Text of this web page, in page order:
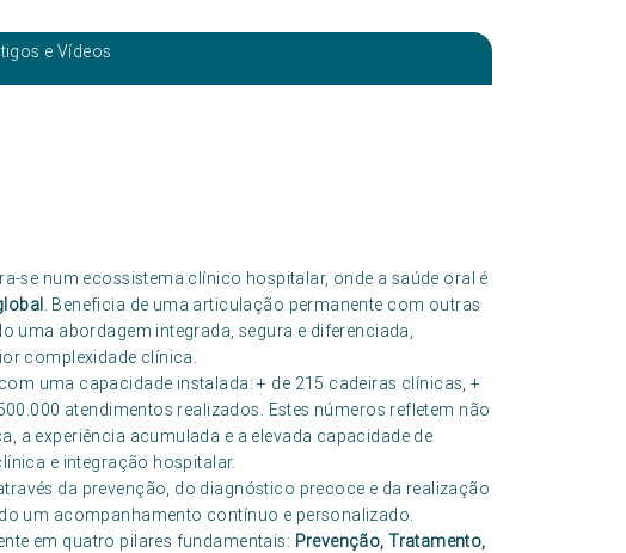
e Vídeos
se num ecossistema clínico hospitalar, onde a saúde oral é
. Beneficia de uma articulação permanente com outras
uma abordagem integrada, segura e diferenciada,
complexidade clínica.
uma capacidade instalada: + de 215 cadeiras clínicas, +
atendimentos realizados. Estes números refletem não
a experiência acumulada e a elevada capacidade de
e integração hospitalar.
da prevenção, do diagnóstico precoce e da realização
um acompanhamento contínuo e personalizado.
em quatro pilares fundamentais: Prevenção, Tratamento,